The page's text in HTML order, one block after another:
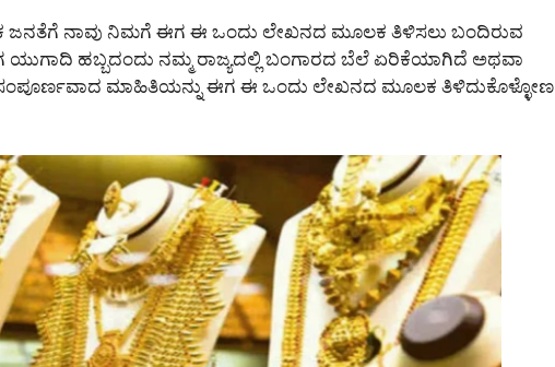
ಜನತೆಗೆ ನಾವು ನಿಮಗೆ ಈಗ ಈ ಒಂದು ಲೇಖನದ ಮೂಲಕ ತಿಳಿಸಲು ಬಂದಿರುವ
ಹಬ್ಬದಂದು ನಮ್ಮ ರಾಜ್ಯದಲ್ಲಿ ಬಂಗಾರದ ಬೆಲೆ ಏರಿಕೆಯಾಗಿದೆ ಅಥವಾ
ಮಾಹಿತಿಯನ್ನು ಈಗ ಈ ಒಂದು ಲೇಖನದ ಮೂಲಕ ತಿಳಿದುಕೊಳ್ಳೋಣ